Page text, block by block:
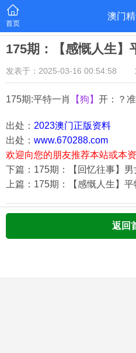
首页
澳门
175期：【感慨人生】
发表于：2025-03-16 00:54:58
175期:平特一肖 【狗】 开：？准
出处： 2023澳门正版资料
出处： www.670288.com
欢迎向您的朋友推荐本站或本
下篇：175期：【回忆往事】男
上篇：175期：【感慨人生】平
返回